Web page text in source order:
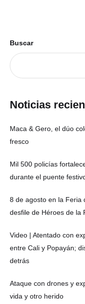
Buscar
Noticias
Maca & Gero, el dúo
fresco
Mil 500 policías
durante el puente
8 de agosto en la Feria
desfile de Héroes de la
Video | Atentado con
entre Cali y Popayán;
detrás
Ataque con drones y
vida y otro herido